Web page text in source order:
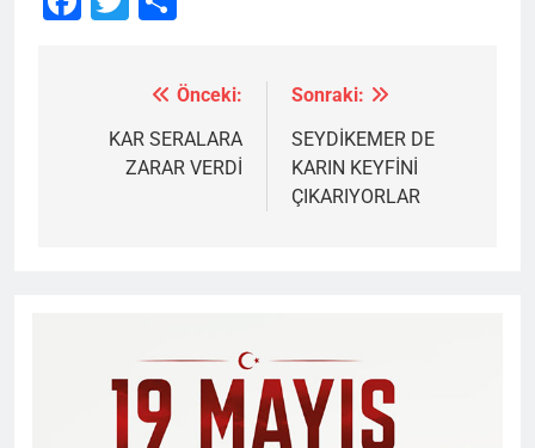
gezinmesi
Önceki:
KAR SERALARA
ZARAR VERDİ
Sonraki:
SEYDİKEMER DE
KARIN KEYFİNİ
ÇIKARIYORLAR